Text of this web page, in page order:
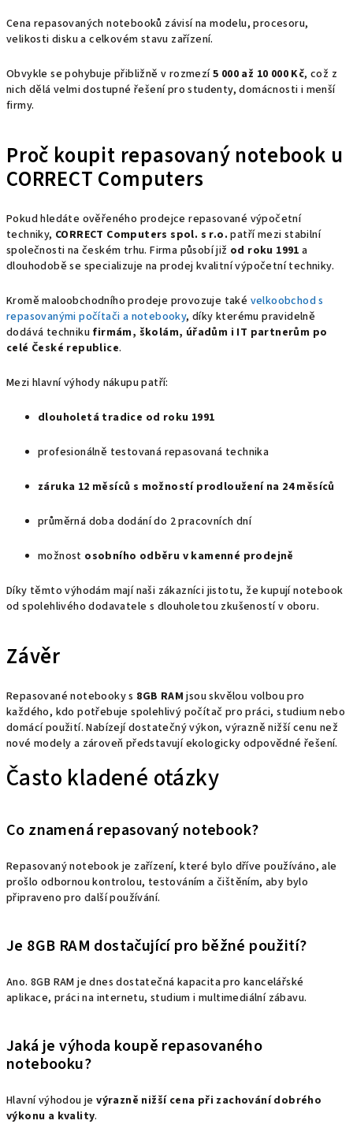
Cena repasovaných notebooků závisí na modelu, procesoru,
velikosti disku a celkovém stavu zařízení.
Obvykle se pohybuje přibližně v rozmezí5 000 až 10 000 Kč, což z
nich dělá velmi dostupné řešení pro studenty, domácnosti i menší
firmy.
Proč koupit repasovaný notebook u
CORRECT Computers
Pokud hledáte ověřeného prodejce repasované výpočetní
techniky, CORRECT Computers spol. s r.o. patří mezi stabilní
společnosti na českém trhu. Firma působí již od roku 1991 a
dlouhodobě se specializuje na prodej kvalitní výpočetní techniky.
Kromě maloobchodního prodeje provozuje také velkoobchod s
repasovanými počítači a notebooky, díky kterému pravidelně
dodává techniku firmám, školám, úřadům i IT partnerům po
celé České republice.
Mezi hlavní výhody nákupu patří:
dlouholetá tradice od roku 1991
profesionálně testovaná repasovaná technika
záruka 12 měsíců s možností prodloužení na 24 měsíců
průměrná doba dodání do 2 pracovních dní
možnost osobního odběru v kamenné prodejně
Díky těmto výhodám mají naši zákazníci jistotu, že kupují notebook
od spolehlivého dodavatele s dlouholetou zkušeností v oboru.
Závěr
Repasované notebooky s 8GB RAMjsou skvělou volbou pro
každého, kdo potřebuje spolehlivý počítač pro práci, studium nebo
domácí použití. Nabízejí dostatečný výkon, výrazně nižší cenu než
nové modely a zároveň představují ekologicky odpovědné řešení.
Často kladené otázky
Co znamená repasovaný notebook?
Repasovaný notebook je zařízení, které bylo dříve používáno, ale
prošlo odbornou kontrolou, testováním a čištěním, aby bylo
připraveno pro další používání.
Je 8GB RAM dostačující pro běžné použití?
Ano. 8GB RAM je dnes dostatečná kapacita pro kancelářské
aplikace, práci na internetu, studium i multimediální zábavu.
Jaká je výhoda koupě repasovaného
notebooku?
Hlavní výhodou jevýrazně nižší cena při zachování dobrého
výkonu a kvality.